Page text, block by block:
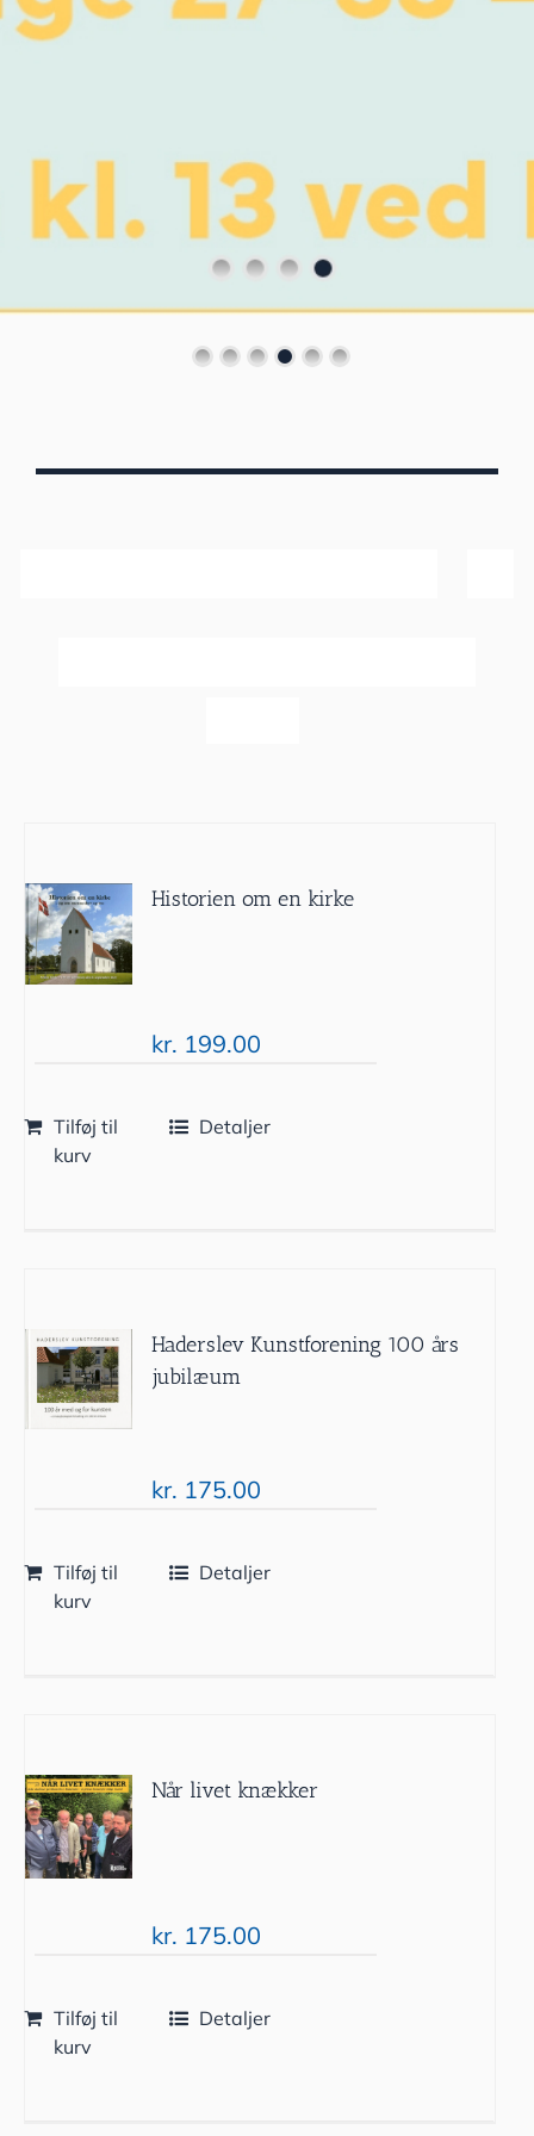
Historien om en kirke
kr. 199.00
Tilføj til
kurv
Detaljer
Haderslev Kunstforening 100 års
jubilæum
kr. 175.00
Tilføj til
kurv
Detaljer
Når livet knækker
kr. 175.00
Tilføj til
kurv
Detaljer